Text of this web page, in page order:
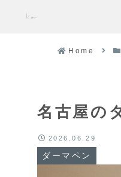
Home
名古屋の
ダーマペン
2026.06.29